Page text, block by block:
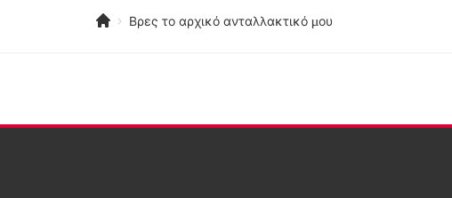
Βρες το αρχικό ανταλλακτικό μου